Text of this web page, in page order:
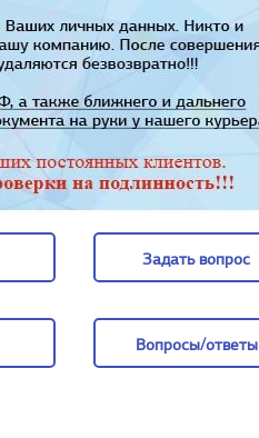
Задать вопрос
Вопросы/ответы